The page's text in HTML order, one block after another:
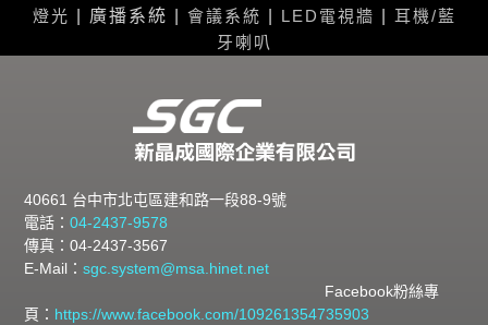
燈光 | 廣播系統 | 會議系統 LED電視牆
耳機/藍
牙喇叭
40661 台中市北屯區建和路一段88-9號
電話：04-2437-9578
傳真：04-2437-3567
E-Mail：sgc.system@msa.hinet.net
Facebook粉絲專
頁： https://www.facebook.com/109261354735903